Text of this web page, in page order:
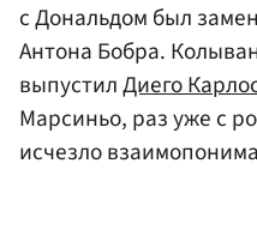
с Дональдом был
Антона Бобра.
выпустилДиего
Марсиньо, раз уже с
исчезло